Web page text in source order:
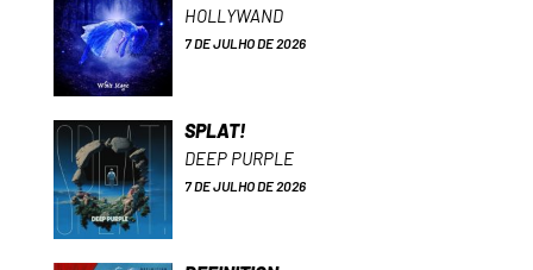
HOLLYWAND
7 DE JULHO DE 2026
SPLAT!
DEEP PURPLE
7 DE JULHO DE 2026